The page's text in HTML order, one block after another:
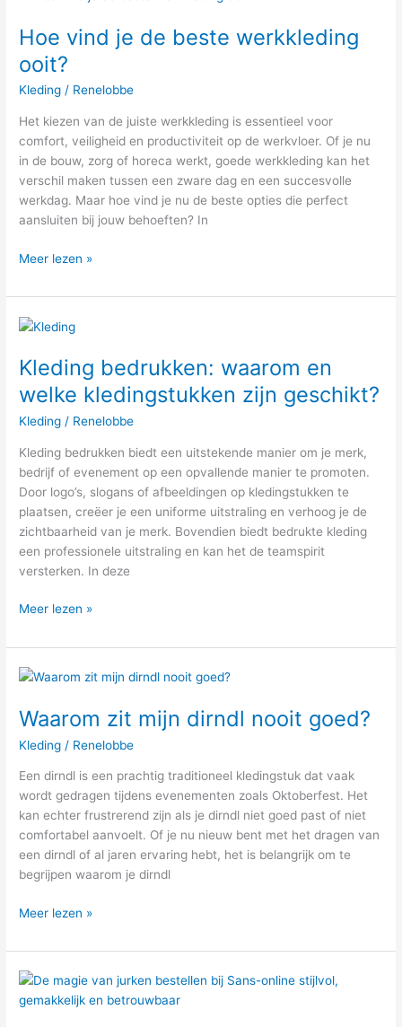
Hoe vind je de beste werkkleding
ooit?
Kleding / Renelobbe
Het kiezen van de juiste werkkleding is essentieel voor
comfort, veiligheid en productiviteit op de werkvloer. Of je nu
in de bouw, zorg of horeca werkt, goede werkkleding kan het
verschil maken tussen een zware dag en een succesvolle
werkdag. Maar hoe vind je nu de beste opties die perfect
aansluiten bij jouw behoeften? In
je
beste
werkkleding
Meer lezen »
Kleding bedrukken: waarom en
welke kledingstukken zijn geschikt?
Kleding / Renelobbe
Kleding bedrukken biedt een uitstekende manier om je merk,
bedrijf of evenement op een opvallende manier te promoten.
Door logo’s, slogans of afbeeldingen op kledingstukken te
plaatsen, creëer je een uniforme uitstraling en verhoog je de
zichtbaarheid van je merk. Bovendien biedt bedrukte kleding
een professionele uitstraling en kan het de teamspirit
versterken. In deze
Kleding
waarom
welke
kledingstukken
geschikt?
Meer lezen »
Waarom zit mijn dirndl nooit goed?
Kleding / Renelobbe
Een dirndl is een prachtig traditioneel kledingstuk dat vaak
wordt gedragen tijdens evenementen zoals Oktoberfest. Het
kan echter frustrerend zijn als je dirndl niet goed past of niet
comfortabel aanvoelt. Of je nu nieuw bent met het dragen van
een dirndl of al jaren ervaring hebt, het is belangrijk om te
begrijpen waarom je dirndl
Waarom
mijn
nooit
goed?
Meer lezen »
De
magie